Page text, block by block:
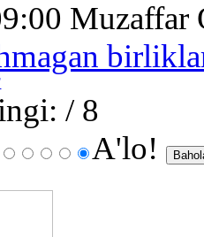
Muzaffar
/ 8
A'lo!